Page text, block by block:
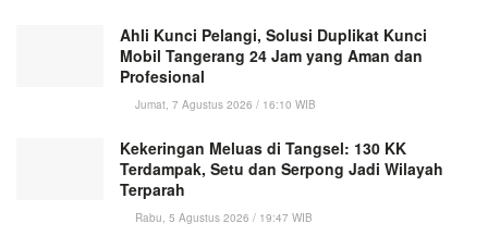
Ahli Kunci Pelangi, Solusi Duplikat Kunci
Mobil Tangerang 24 Jam yang Aman dan
Profesional
Jumat, 7 Agustus 2026 / 16:10 WIB
Kekeringan Meluas di Tangsel: 130 KK
Terdampak, Setu dan Serpong Jadi Wilayah
Terparah
Rabu, 5 Agustus 2026 / 19:47 WIB